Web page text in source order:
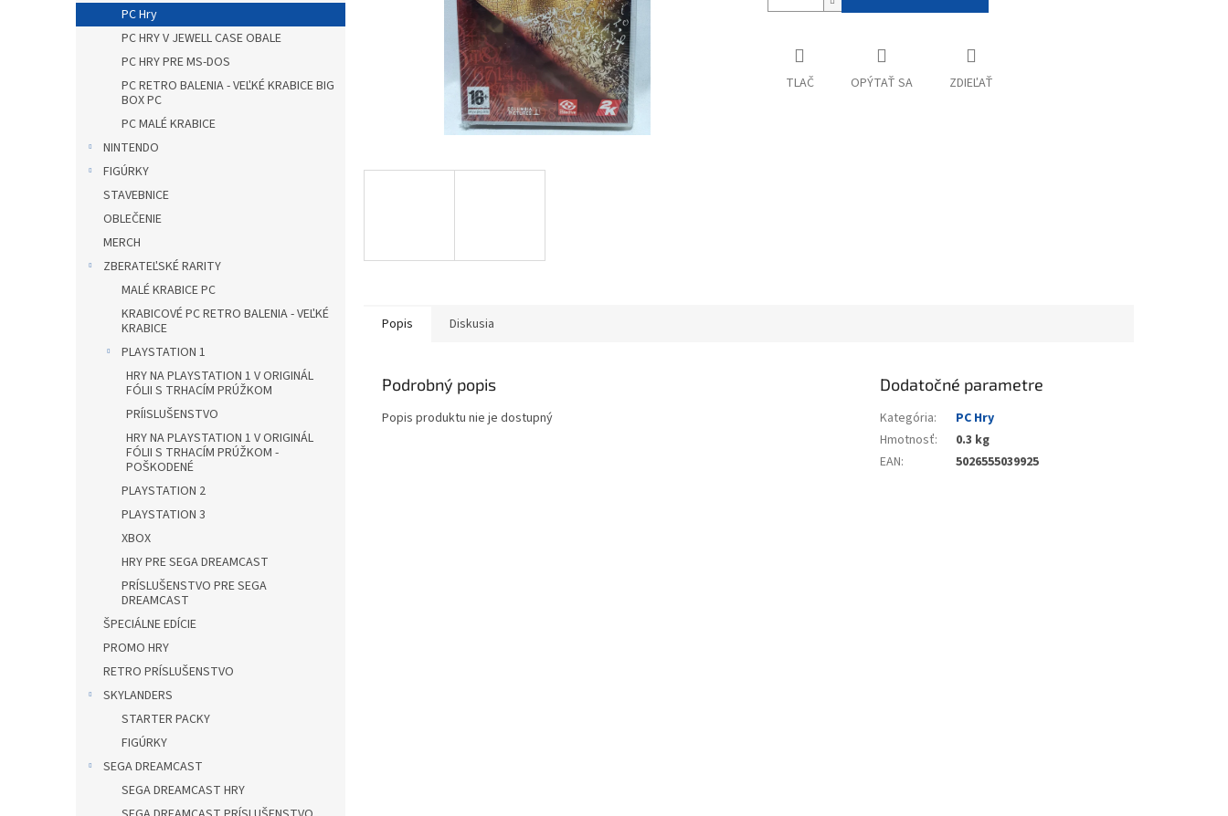
PC Hry
PC HRY V JEWELL CASE OBALE
PC HRY PRE MS-DOS
PC RETRO BALENIA - VEĽKÉ KRABICE BIG
BOX PC
PC MALÉ KRABICE
NINTENDO
FIGÚRKY
STAVEBNICE
OBLEČENIE
MERCH
ZBERATEĽSKÉ RARITY
MALÉ KRABICE PC
KRABICOVÉ PC RETRO BALENIA - VEĽKÉ
KRABICE
PLAYSTATION 1
HRY NA PLAYSTATION 1 V ORIGINÁL
FÓLII S TRHACÍM PRÚŽKOM
PRÍISLUŠENSTVO
HRY NA PLAYSTATION 1 V ORIGINÁL
FÓLII S TRHACÍM PRÚŽKOM -
POŠKODENÉ
PLAYSTATION 2
PLAYSTATION 3
XBOX
HRY PRE SEGA DREAMCAST
PRÍSLUŠENSTVO PRE SEGA
DREAMCAST
ŠPECIÁLNE EDÍCIE
PROMO HRY
RETRO PRÍSLUŠENSTVO
SKYLANDERS
STARTER PACKY
FIGÚRKY
SEGA DREAMCAST
SEGA DREAMCAST HRY
TLAČ OPÝTAŤ SA ZDIEĽAŤ
Popis Diskusia
Podrobný popis
Popis produktu nie je dostupný
Dodatočné parametre
Kategória:
PC Hry
Hmotnosť:
0.3 kg
EAN: 5026555039925